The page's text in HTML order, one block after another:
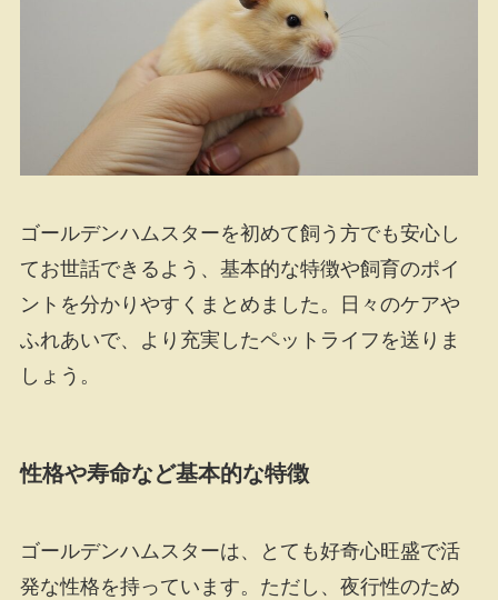
ゴールデンハムスターを初めて飼う方でも安心し
てお世話できるよう、基本的な特徴や飼育のポイ
ントを分かりやすくまとめました。日々のケアや
ふれあいで、より充実したペットライフを送りま
しょう。
性格や寿命など基本的な特徴
ゴールデンハムスターは、とても好奇心旺盛で活
発な性格を持っています。ただし、夜行性のため